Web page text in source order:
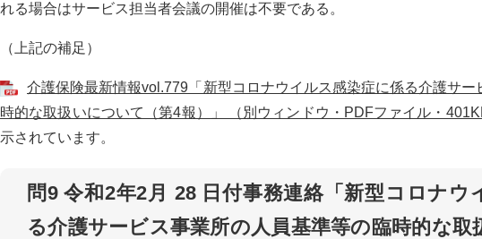
れる場合はサービス担当者会議の開催は不要である。
（上記の補足）
介護保険最新情報vol.779「新型コロナウイルス感染症に係る介護サ
時的な取扱いについて（第4報）」 （別ウィンドウ・PDFファイル・
示されています。
問9 令和2年2月 28 日付事務連絡「新型コロナウ
る介護サービス事業所の人員基準等の臨時的な取